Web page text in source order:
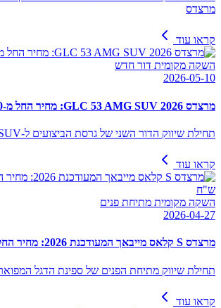
מרצדס
קראו עוד
השקה מקומית דור חדש
2026-05-10
מרצדס GLC 53 AMG SUV 2026: מחיר החל מ-679,900 ש"ח
תחילת שיווק הדור השני של גרסת הביצועים ל-SUV של מרצדס
קראו עוד
השקה מקומית מתיחת פנים
2026-04-27
מרצדס S קלאס מייבאך המעודכנת 2026: מחיר החל מ-1,749,900 ש"ח
תחילת שיווק מתיחת הפנים של ספינת הדגל
קראו עוד